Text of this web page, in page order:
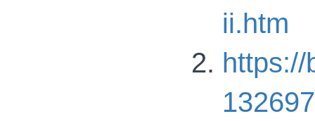
ii.htm
https://